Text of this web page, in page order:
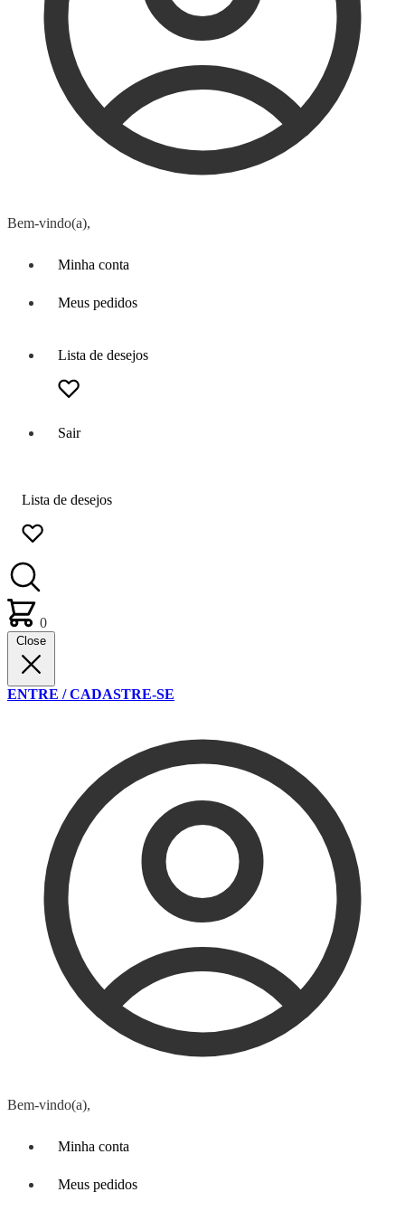
Bem-vindo(a),
Minha conta
Meus pedidos
Lista de desejos
Sair
Lista de desejos
0
Close
ENTRE / CADASTRE-SE
Bem-vindo(a),
Minha conta
Meus pedidos